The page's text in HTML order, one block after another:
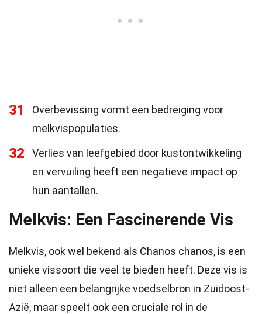
31
Overbevissing vormt een bedreiging voor
melkvispopulaties.
32
Verlies van leefgebied door kustontwikkeling
en vervuiling heeft een negatieve impact op
hun aantallen.
Melkvis: Een Fascinerende Vis
Melkvis, ook wel bekend als Chanos chanos, is een
unieke vissoort die veel te bieden heeft. Deze vis is
niet alleen een belangrijke voedselbron in Zuidoost-
Azië, maar speelt ook een cruciale rol in de